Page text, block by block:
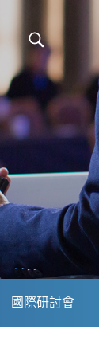
國際研討會